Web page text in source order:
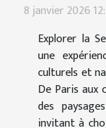
8 janvier 2026
Explorer la
une
culturels et
De Paris aux
des
invitant à